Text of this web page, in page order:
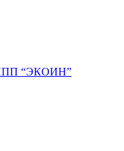
“ЭКОИН”